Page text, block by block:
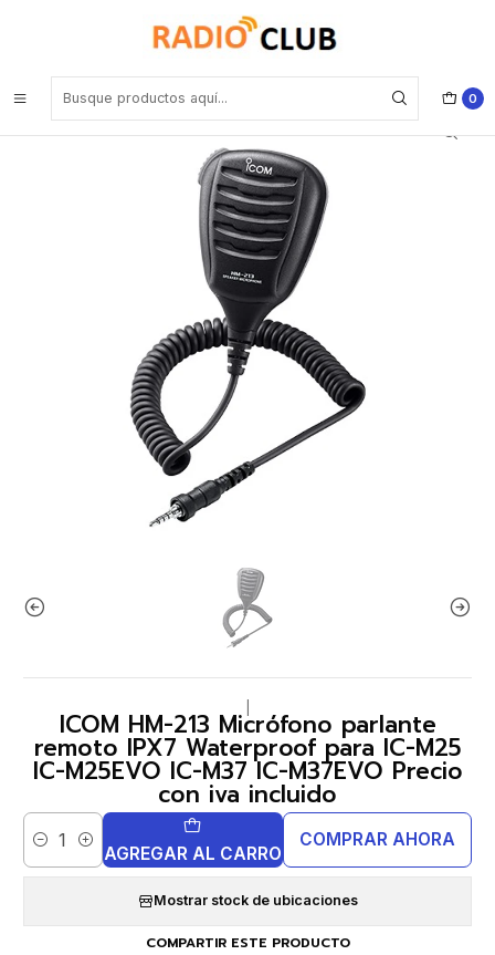
0
Micrófono Parlante Remoto
ICOM HM-213 Micrófono parlante remoto IPX7 Waterproof para IC-
M25 IC-M25EVO IC-M37 IC-M37EVO Precio con iva incluido
ICOM HM-213 Micrófono parlante
remoto IPX7 Waterproof para IC-M25
IC-M25EVO IC-M37 IC-M37EVO Precio
con iva incluido
Cantidad AGREGAR AL CARRO
COMPRAR AHORA
Mostrar stock de ubicaciones
COMPARTIR ESTE PRODUCTO